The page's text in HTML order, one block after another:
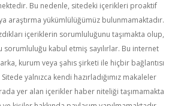
Bu nedenle, sitedeki içerikleri proaktif
araştırma yükümlülüğümüz bulunmamaktadır.
içeriklerin sorumluluğunu taşımakta olup,
sorumluluğu kabul etmiş sayılırlar. Bu internet
kurum veya şahıs şirketi ile hiçbir bağlantısı
yalnızca kendi hazırladığımız makaleler
yer alan içerikler haber niteliği taşımamakta